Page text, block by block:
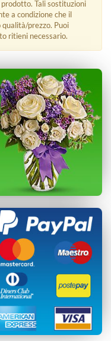
Tali sostituzioni
a condizione che il
prezzo. Puoi
ritieni necessario.